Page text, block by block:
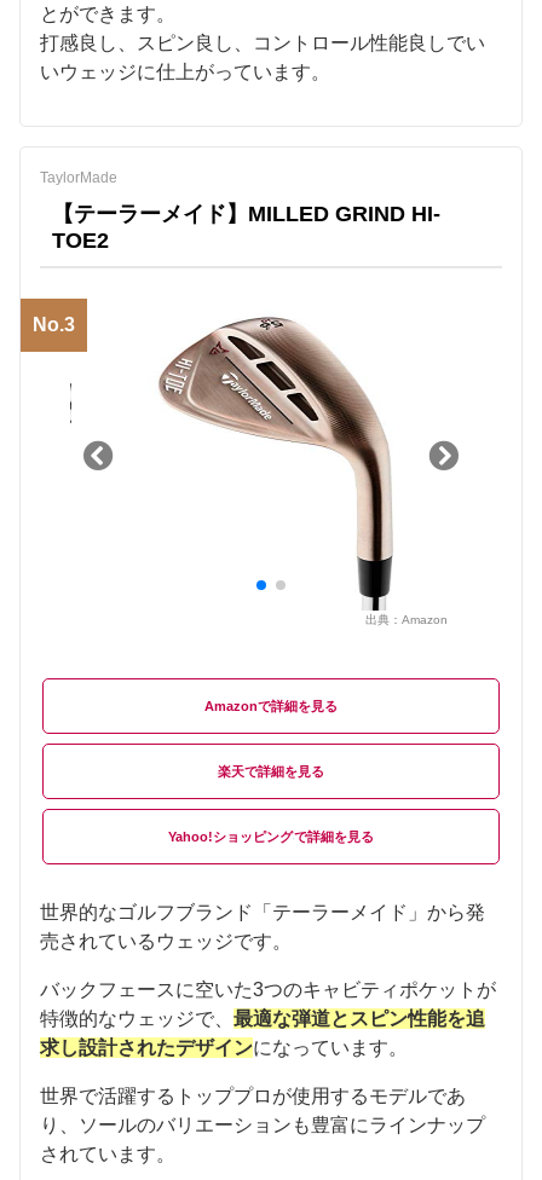
とができます。
打感良し、スピン良し、コントロール性能良しでい
いウェッジに仕上がっています。
TaylorMade
【テーラーメイド】MILLED GRIND HI-
TOE2
No.3
出典： Amazon
Amazon
楽天
Yahoo!ショッピング
世界的なゴルフブランド「テーラーメイド」から発
売されているウェッジです。
バックフェースに空いた3つのキャビティポケットが
特徴的なウェッジで、 最適な弾道とスピン性能を追
求し設計されたデザインになっています。
世界で活躍するトッププロが使用するモデルであ
り、ソールのバリエーションも豊富にラインナップ
されています。